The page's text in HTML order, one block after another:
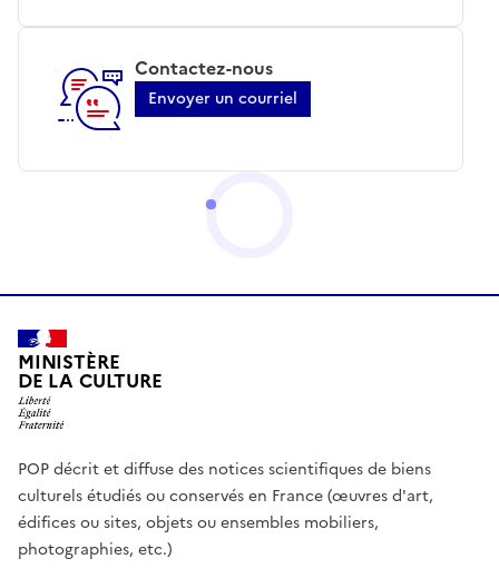
Contactez-nous
Envoyer un courriel
MINISTÈRE
DE LA CULTURE
POP décrit et diffuse des notices scientifiques de biens
culturels étudiés ou conservés en France (œuvres d'art,
édifices ou sites, objets ou ensembles mobiliers,
photographies, etc.)